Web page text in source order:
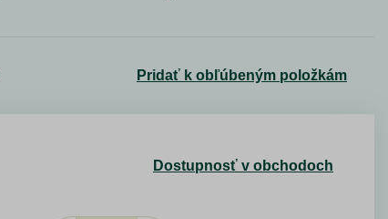
Pridať k obľúbeným položkám
Dostupnosť v obchodoch